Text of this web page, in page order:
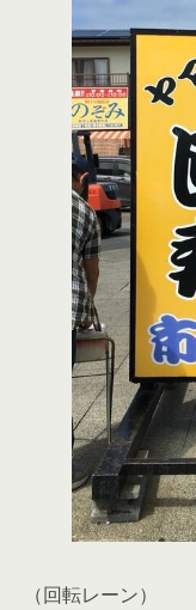
（回転レーン）